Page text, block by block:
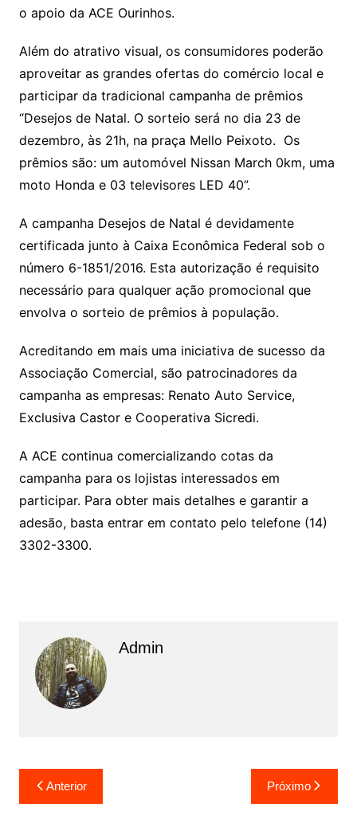
o apoio da ACE Ourinhos.
Além do atrativo visual, os consumidores poderão
aproveitar as grandes ofertas do comércio local e
participar da tradicional campanha de prêmios
“Desejos de Natal. O sorteio será no dia 23 de
dezembro, às 21h, na praça Mello Peixoto. Os
prêmios são: um automóvel Nissan March 0km, uma
moto Honda e 03 televisores LED 40”.
A campanha Desejos de Natal é devidamente
certificada junto à Caixa Econômica Federal sob o
número 6-1851/2016. Esta autorização é requisito
necessário para qualquer ação promocional que
envolva o sorteio de prêmios à população.
Acreditando em mais uma iniciativa de sucesso da
Associação Comercial, são patrocinadores da
campanha as empresas: Renato Auto Service,
Exclusiva Castor e Cooperativa Sicredi.
A ACE continua comercializando cotas da
campanha para os lojistas interessados em
participar. Para obter mais detalhes e garantir a
adesão, basta entrar em contato pelo telefone (14)
3302-3300.
Admin
a
Anterior Próximo